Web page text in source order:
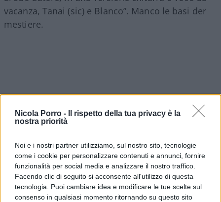
Nicola Porro -
Il rispetto della tua privacy è la
nostra priorità
Noi e i nostri partner utilizziamo, sul nostro sito, tecnologie
come i cookie per personalizzare contenuti e annunci, fornire
funzionalità per social media e analizzare il nostro traffico.
Facendo clic di seguito si acconsente all'utilizzo di questa
tecnologia. Puoi cambiare idea e modificare le tue scelte sul
consenso in qualsiasi momento ritornando su questo sito
vacanza, Tanai (sic) e Blanco”. Manco le basi der
mestiere.